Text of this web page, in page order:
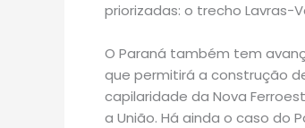
priorizadas: o trecho Lavras-
O Paraná também tem
que permitirá a construção
capilaridade da Nova
a União. Há ainda o caso do